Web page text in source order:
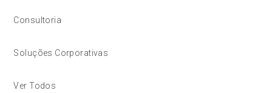
Consultoria
Soluções Corporativas
Ver Todos